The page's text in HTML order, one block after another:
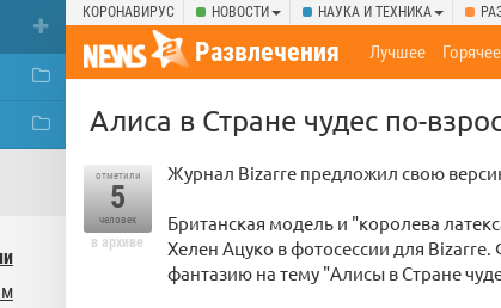
КОРОНАВИРУС НОВОСТИ НАУКА И ТЕХНИКА
Развлечения Лучшее Горячее
Алиса в Стране чудес по-
отметили
5
человек
в архиве
Журнал Bizarre предложил свою
Британская модель и "королева
Хелен Ацуко в фотосессии для Bizarre.
фантазию на тему "Алисы в Стране